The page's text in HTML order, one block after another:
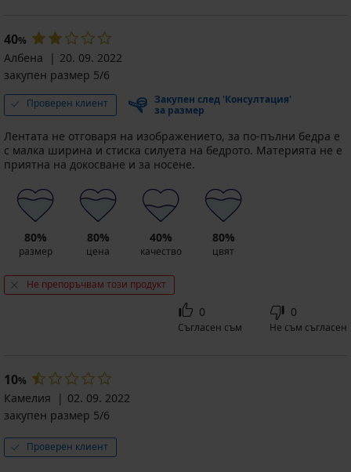
40%
Албена
20. 09. 2022
закупен размер 5/6
Проверен клиент
Закупен след 'Консултация'
за размер
Лентата не отговаря на изображението, за по-пълни бедра е
с малка ширина и стиска силуета на бедрото. Материята не е
приятна на докосване и за носене.
80%
размер
80%
цена
40%
качество
80%
цвят
Не препоръчвам този продукт
0
Съгласен съм
0
Не съм съгласен
10%
Камелия
02. 09. 2022
закупен размер 5/6
Проверен клиент